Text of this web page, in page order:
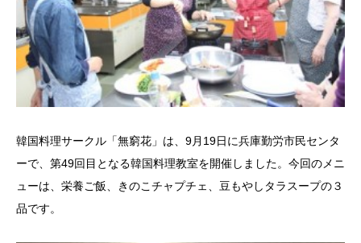
韓国料理サークル「無窮花」は、9月19日に兵庫勤労市民センタ
ーで、第49回目となる韓国料理教室を開催しました。今回のメニ
ューは、栄養ご飯、きのこチャプチェ、豆もやしタラスープの３
品です。